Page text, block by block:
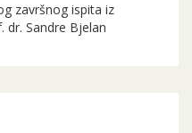
završnog ispita iz
dr. Sandre Bjelan